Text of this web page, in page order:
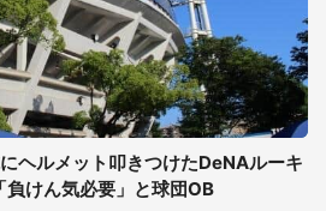
ヘルメット叩きつけたDeNAルーキ
負けん気必要」と球団OB